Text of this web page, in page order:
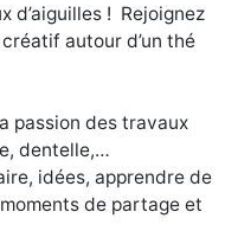
d’aiguilles ! Rejoignez
autour d’un thé
a passion des travaux
dentelle,…
idées, apprendre de
de partage et